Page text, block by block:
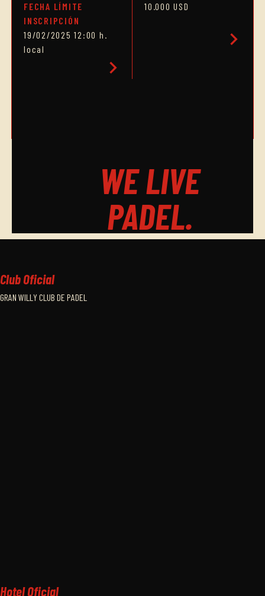
FECHA LÍMITE
INSCRIPCIÓN
19/02/2025 12:00 h.
local
chevron_right
10.000 USD
chevron_right
WE LIVE
PADEL.
Club Oficial
GRAN WILLY CLUB DE PADEL
Hotel Oficial